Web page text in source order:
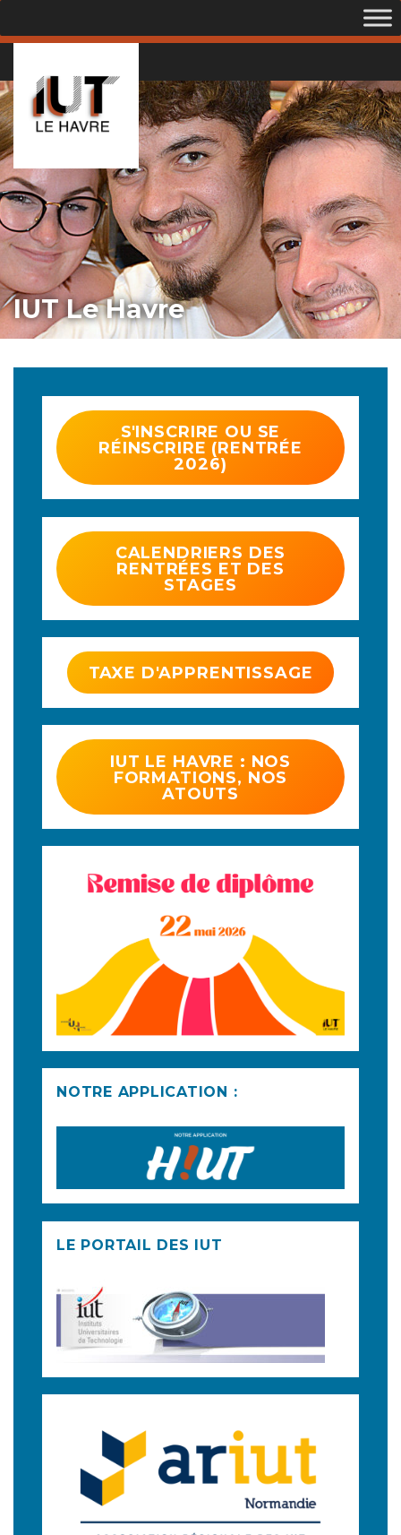
IUT Le Havre
S'INSCRIRE OU SE
RÉINSCRIRE (RENTRÉE
2026)
CALENDRIERS DES
RENTRÉES ET DES
STAGES
TAXE D'APPRENTISSAGE
IUT LE HAVRE : NOS
FORMATIONS, NOS
ATOUTS
NOTRE APPLICATION :
LE PORTAIL DES IUT